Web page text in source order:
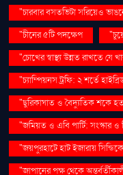
"চারবার বসতভিটা সরিয়েও
"চীনের ৫টি পদক্ষেপ
"চোখের স্বাস্থ্য উন্নত রাখতে যে
"চ্যাম্পিয়নস ট্রফি: ২ শর্তে
"ছুরিকাঘাত ও বৈদ্যুতিক শকে
"জমিয়ত ও এবি পার্টি: সংস্কার ও
"জয়পুরহাটে হাট ইজারায়
"জাপানের পক্ষ থেকে